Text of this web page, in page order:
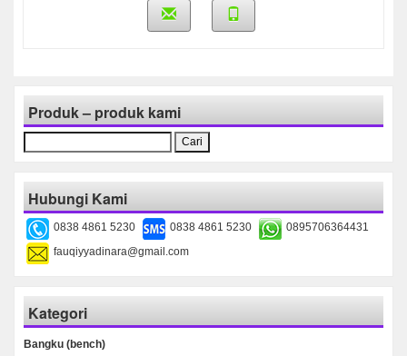
Produk – produk kami
untuk:
Hubungi Kami
0838 4861 5230 0838 4861 5230
0895706364431
fauqiyyadinara@gmail.com
Kategori
Bangku (bench)